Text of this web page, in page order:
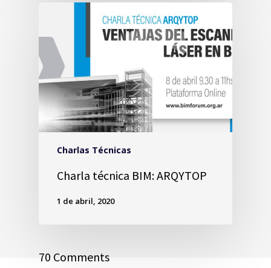
Charlas Técnicas
Charla técnica BIM: ARQYTOP
1 de abril, 2020
70 Comments